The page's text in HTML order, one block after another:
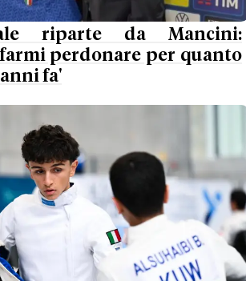
riparte da Mancini:
perdonare per quanto
fa'